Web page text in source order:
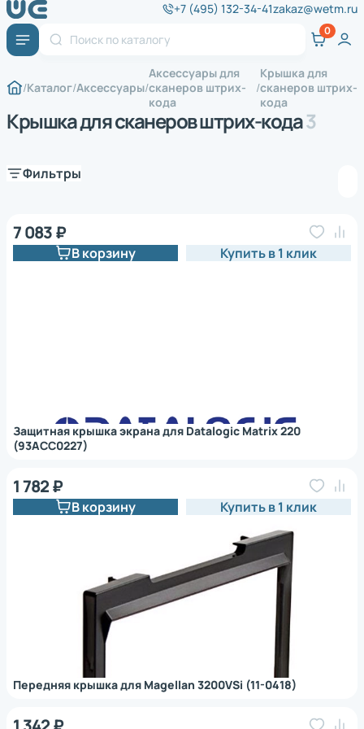
+7 (495) 132-34-41zakaz@wetm.ru
Каталог Аксессуары
Аксессуары для
сканеров штрих-
кода
Крышка для
сканеров штрих-
кода
Крышка для сканеров штрих-кода3
Фильтры
Защитная крышка экрана для Datalogic Matrix 220
(93ACC0227)
7 083 ₽
В корзину Купить в 1 клик
Передняя крышка для Magellan 3200VSi (11-0418)
1 782 ₽
В корзину Купить в 1 клик